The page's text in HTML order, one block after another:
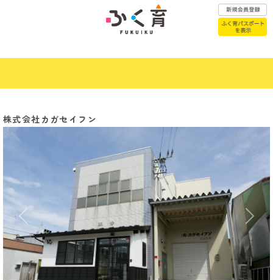
ふく育パスポートはこちら
こどもの医療
相談窓口
こどもの
一時預かり
年代別子育て
お悩みQ&A
幼稚園・保育園
認定こども園
株式会社カガセイフン
Previous Next